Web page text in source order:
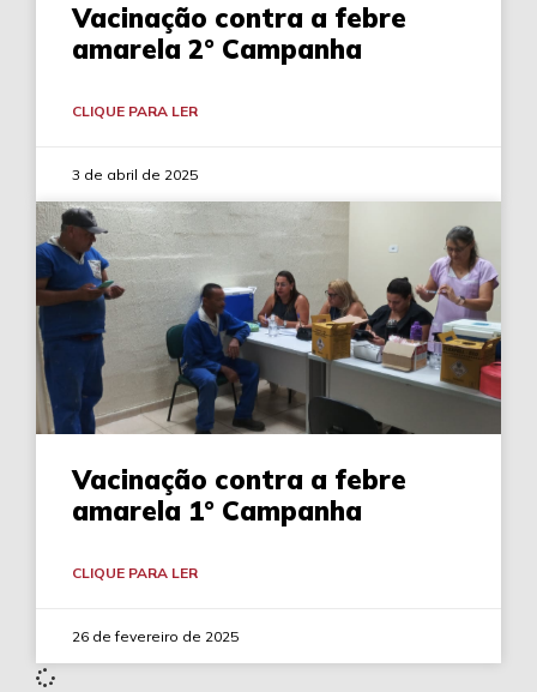
Vacinação contra a febre
amarela 2° Campanha
CLIQUE PARA LER
3 de abril de 2025
Vacinação contra a febre
amarela 1° Campanha
CLIQUE PARA LER
26 de fevereiro de 2025